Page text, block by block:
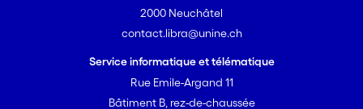
2000 Neuchâtel
contact.libra@unine.ch
Service informatique et télématique
Rue Emile-Argand 11
Bâtiment B, rez-de-chaussée